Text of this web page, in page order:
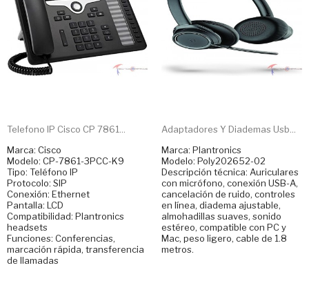
Telefono IP Cisco CP 7861...
Marca: Cisco
Modelo: CP-7861-3PCC-K9
Tipo: Teléfono IP
Protocolo: SIP
Conexión: Ethernet
Pantalla: LCD
Compatibilidad: Plantronics
headsets
Funciones: Conferencias,
marcación rápida, transferencia
de llamadas
Adaptadores Y Diademas Usb...
Marca: Plantronics
Modelo: Poly202652-02
Descripción técnica: Auriculares
con micrófono, conexión USB-A,
cancelación de ruido, controles
en línea, diadema ajustable,
almohadillas suaves, sonido
estéreo, compatible con PC y
Mac, peso ligero, cable de 1.8
metros.